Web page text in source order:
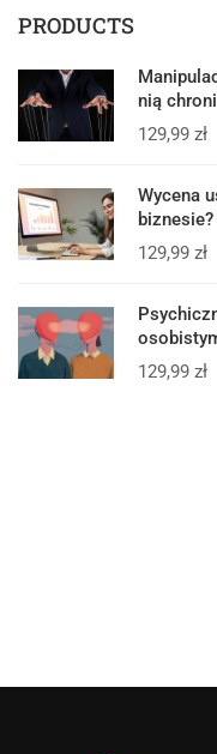
PRODUCTS
nią
129,99 zł
Wycena
129,99 zł
129,99 zł